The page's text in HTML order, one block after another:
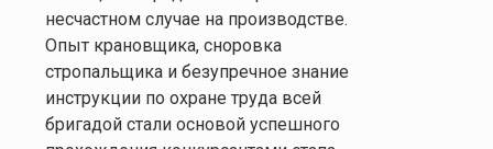
несчастном случае на производстве.
Опыт крановщика, сноровка
стропальщика и безупречное знание
инструкции по охране труда всей
бригадой стали основой успешного